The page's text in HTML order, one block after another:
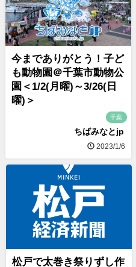
今までありがとう！子ど
も動物園＠千葉市動物公
園＜1/2(月曜)～3/26(日
曜)＞
千葉
ちばみなとjp
2023/1/6
松戸で太巻き祭りずし作